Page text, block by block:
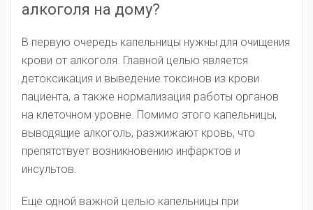
алкоголя на дому?
В первую очередь капельницы нужны для очищения
крови от алкоголя. Главной целью является
детоксикация и выведение токсинов из крови
пациента, а также нормализация работы органов
на клеточном уровне. Помимо этого капельницы,
выводящие алкоголь, разжижают кровь, что
препятствует возникновению инфарктов и
инсультов.
Еще одной важной целью капельницы при